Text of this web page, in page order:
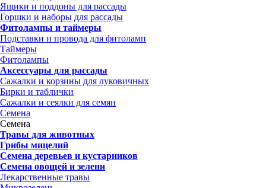
Ящики и поддоны для рассады
Горшки и наборы для рассады
Фитолампы и таймеры
Подставки и провода для фитоламп
Таймеры
Фитолампы
Аксессуары для рассады
Сажалки и корзины для луковичных
Бирки и таблички
Сажалки и сеялки для семян
Семена
Семена
Травы для животных
Грибы мицелий
Семена деревьев и кустарников
Семена овощей и зелени
Лекарственные травы